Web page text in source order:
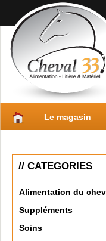
Le magasin
// CATEGORIES
Alimentation du
Suppléments
Soins